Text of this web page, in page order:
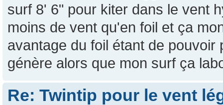
surf 8' 6" pour kiter dans le vent
moins de vent qu'en foil et ça
avantage du foil étant de
génère alors que mon surf ça
Re: Twintip pour le vent